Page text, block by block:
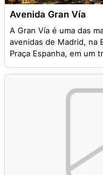
Avenida Gran Vía
A Gran Vía é uma das
avenidas de Madrid, na
Praça Espanha, em um